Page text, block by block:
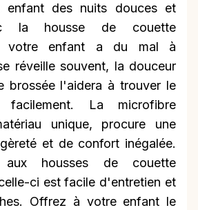
enfant des nuits douces et
la housse de couette
votre enfant a du mal à
réveille souvent, la douceur
brossée l'aidera à trouver le
facilement. La microfibre
unique, procure une
et de confort inégalée.
aux housses de couette
ci est facile d'entretien et
Offrez à votre enfant le